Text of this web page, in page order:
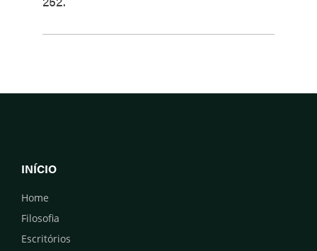
INÍCIO
Home
Filosofia
Escritórios